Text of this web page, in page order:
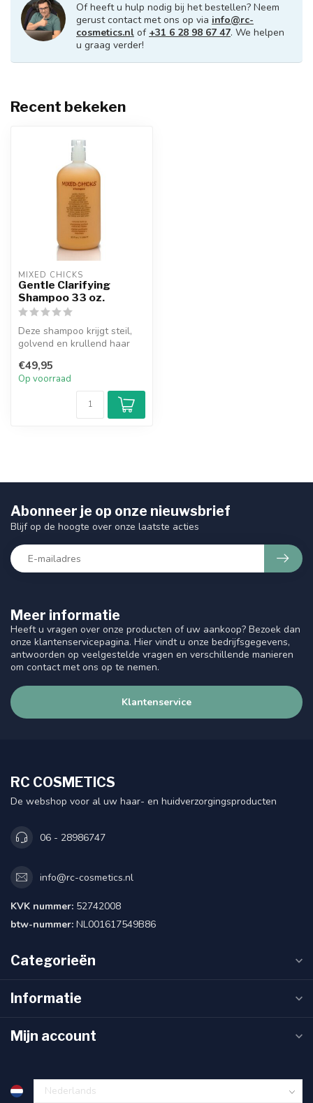
Of heeft u hulp nodig bij het bestellen? Neem
gerust contact met ons op via info@rc-
cosmetics.nl of +31 6 28 98 67 47. We helpen
u graag verder!
Recent bekeken
MIXED CHICKS
Gentle Clarifying
Shampoo 33 oz.
Deze shampoo krijgt steil,
golvend en krullend haar
€49,95
Op voorraad
Meer informatie
Heeft u vragen over onze producten of uw aankoop? Bezoek dan
onze klantenservicepagina. Hier vindt u onze bedrijfsgegevens,
antwoorden op veelgestelde vragen en verschillende manieren
om contact met ons op te nemen.
Klantenservice
Abonneer je op onze nieuwsbrief
Blijf op de hoogte over onze laatste acties
RC COSMETICS
De webshop voor al uw haar- en huidverzorgingsproducten
06 - 28986747
info@rc-cosmetics.nl
KVK nummer: 52742008
btw-nummer: NL001617549B86
Categorieën
Informatie
Mijn account